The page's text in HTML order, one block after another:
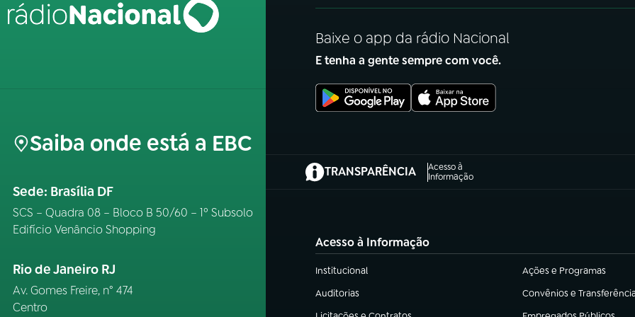
Saiba onde está a EBC
Sede: Brasília DF
SCS – Quadra 08 – Bloco B 50/60 – 1º Subsolo
Edifício Venâncio Shopping
Rio de Janeiro RJ
Av. Gomes Freire, n° 474
Centro
Baixe o app da rádio Nacional
E tenha a gente sempre com você.
TRANSPARÊNCIA
Acesso à
Informação
(abre em nova aba)
Acesso à Informação
Institucional
(abre em nova aba) Ações e Programas
(abre em nova aba)
Auditorias
(abre em nova aba) Convênios e
(abre em nova aba)